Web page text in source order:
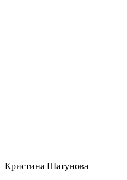
Кристина Шатунова